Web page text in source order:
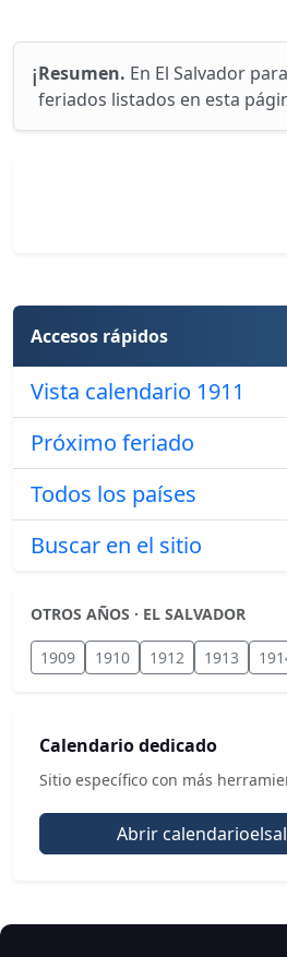
ℹ️Resumen. En El Salvador
feriados listados en esta
Accesos rápidos
Vista calendario 1911
Próximo feriado
Todos los países
Buscar en el sitio
OTROS AÑOS · EL SALVADOR
1909 1910 1912 1913
Calendario dedicado
Sitio específico con más
Abrir